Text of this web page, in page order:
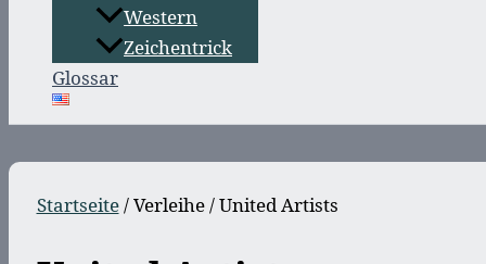
Western
Zeichentrick
Glossar
Startseite/ Verleihe / United Artists